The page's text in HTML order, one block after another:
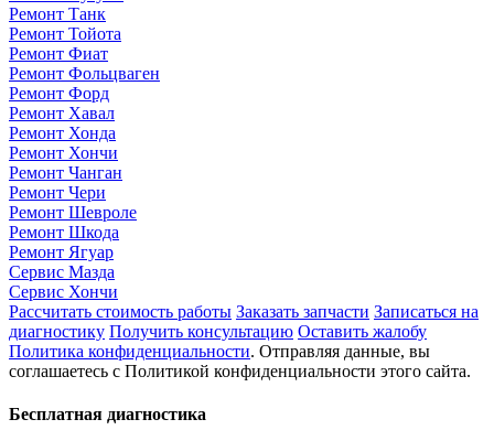
Ремонт Танк
Ремонт Тойота
Ремонт Фиат
Ремонт Фольцваген
Ремонт Форд
Ремонт Хавал
Ремонт Хонда
Ремонт Хончи
Ремонт Чанган
Ремонт Чери
Ремонт Шевроле
Ремонт Шкода
Ремонт Ягуар
Сервис Мазда
Сервис Хончи
Рассчитать стоимость работы Заказать запчасти Записаться на
диагностику Получить консультацию Оставить жалобу
Политика конфиденциальности. Отправляя данные, вы
соглашаетесь с Политикой конфиденциальности этого сайта.
Бесплатная диагностика